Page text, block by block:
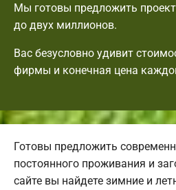
Мы готовы предложить
до двух миллионов.
Вас безусловно удивит
фирмы и конечная цена
Готовы предложить
постоянного проживания и
сайте вы найдете зимние и